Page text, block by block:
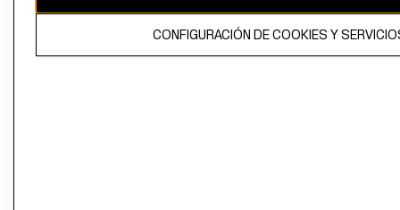
El contenido de esta página web está protegido por copyright y es
propiedad de H&M Hennes & Mauritz AB
CONFIGURACIÓN DE COOKIES Y